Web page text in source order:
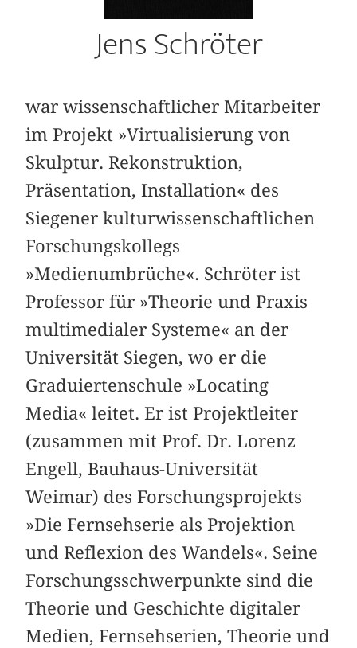
Jens Schröter
war wissenschaftlicher Mitarbeiter
im Projekt »Virtualisierung von
Skulptur. Rekonstruktion,
Präsentation, Installation« des
Siegener kulturwissenschaftlichen
Forschungskollegs
»Medienumbrüche«. Schröter ist
Professor für »Theorie und Praxis
multimedialer Systeme« an der
Universität Siegen, wo er die
Graduiertenschule »Locating
Media« leitet. Er ist Projektleiter
(zusammen mit Prof. Dr. Lorenz
Engell, Bauhaus-Universität
Weimar) des Forschungsprojekts
»Die Fernsehserie als Projektion
und Reflexion des Wandels«. Seine
Forschungsschwerpunkte sind die
Theorie und Geschichte digitaler
Medien, Fernsehserien, Theorie und